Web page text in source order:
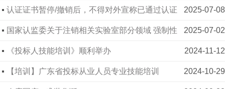
了问题，谁都跑不掉 2025-07-08
认证证书暂停/撤销后，不得对外宣称已通过认证
2025-07-02
国家认监委关于注销相关实验室部分领域 强制性
产品认证指定检测业务的公告 2024-11-12
《投标人技能培训》顺利举办
2024-10-29
【培训】广东省投标从业人员专业技能培训